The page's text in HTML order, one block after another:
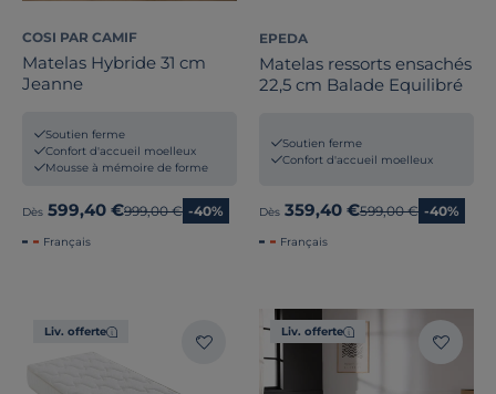
COSI PAR CAMIF
Matelas Hybride 31 cm
Jeanne
Soutien ferme
Confort d'accueil moelleux
Mousse à mémoire de forme
Dès 599,40 €Ancien prix
999,00 € -40%
Français
EPEDA
Matelas ressorts ensachés
22,5 cm Balade Equilibré
Soutien ferme
Confort d'accueil moelleux
Dès 359,40 €Ancien prix
599,00 € -40%
Français
Liv. offerte Liv. offerte